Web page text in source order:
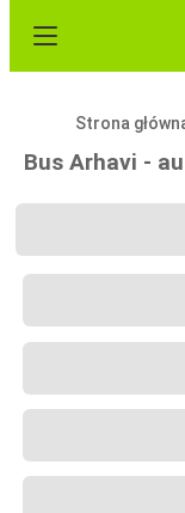
Strona
Bus Arhavi -